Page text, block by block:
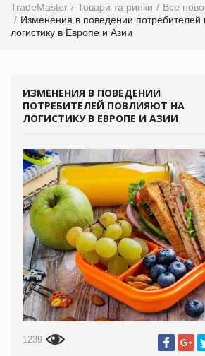
TradeMaster Товари та ринки
Все
Изменения в поведении потребителей
логистику в Европе и Азии
ИЗМЕНЕНИЯ В ПОВЕДЕНИИ
ПОТРЕБИТЕЛЕЙ ПОВЛИЯЮТ НА
ЛОГИСТИКУ В ЕВРОПЕ И АЗИИ
1239